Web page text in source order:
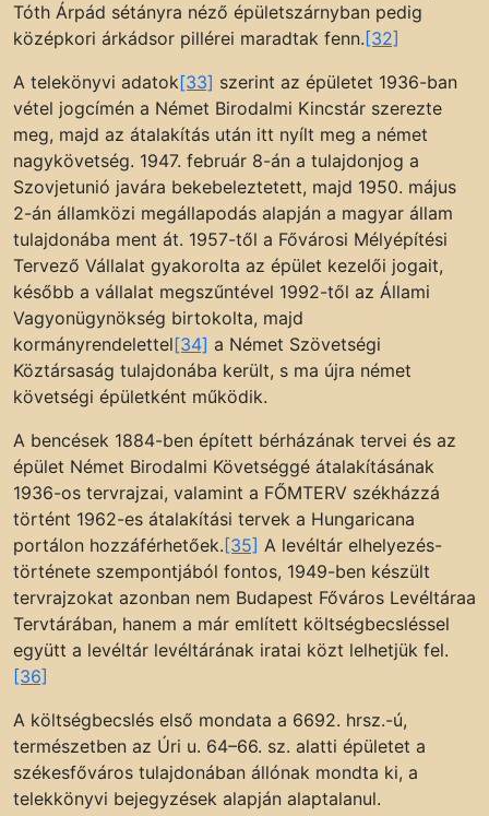
Tóth Árpád sétányra néző épületszárnyban pedig
középkori árkádsor pillérei maradtak fenn. [32]
A telekönyvi adatok[33] szerint az épületet 1936-ban
vétel jogcímén a Német Birodalmi Kincstár szerezte
meg, majd az átalakítás után itt nyílt meg a német
nagykövetség. 1947. február 8-án a tulajdonjog a
Szovjetunió javára bekebeleztetett, majd 1950. május
2-án államközi megállapodás alapján a magyar állam
tulajdonába ment át. 1957-től a Fővárosi Mélyépítési
Tervező Vállalat gyakorolta az épület kezelői jogait,
később a vállalat megszűntével 1992-től az Állami
Vagyonügynökség birtokolta, majd
kormányrendelettel[34] a Német Szövetségi
Köztársaság tulajdonába került, s ma újra német
követségi épületként működik.
A bencések 1884-ben épített bérházának tervei és az
épület Német Birodalmi Követséggé átalakításának
1936-os tervrajzai, valamint a FŐMTERV székházzá
történt 1962-es átalakítási tervek a Hungaricana
portálon hozzáférhetőek. [35] A levéltár elhelyezés-
története szempontjából fontos, 1949-ben készült
tervrajzokat azonban nem Budapest Főváros Levéltáraa
Tervtárában, hanem a már említett költségbecsléssel
együtt a levéltár levéltárának iratai közt lelhetjük fel.
[36]
A költségbecslés első mondata a 6692. hrsz.-ú,
természetben az Úri u. 64–66. sz. alatti épületet a
székesfőváros tulajdonában állónak mondta ki, a
telekkönyvi bejegyzések alapján alaptalanul.